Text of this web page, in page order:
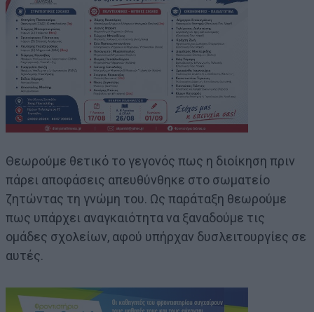
Θεωρούμε θετικό το γεγονός πως η διοίκηση πριν
πάρει αποφάσεις απευθύνθηκε στο σωματείο
ζητώντας τη γνώμη του. Ως παράταξη θεωρούμε
πως υπάρχει αναγκαιότητα να ξαναδούμε τις
ομάδες σχολείων, αφού υπήρχαν δυσλειτουργίες σε
αυτές.